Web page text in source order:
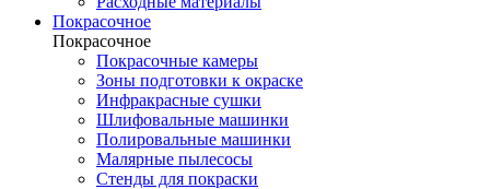
Покрасочное
Покрасочное
Покрасочные камеры
Зоны подготовки к окраске
Инфракрасные сушки
Шлифовальные машинки
Полировальные машинки
Малярные пылесосы
Стенды для покраски